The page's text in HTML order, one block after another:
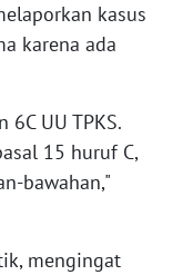
kasus
karena ada
UU TPKS.
15 huruf C,
bawahan,"
mengingat